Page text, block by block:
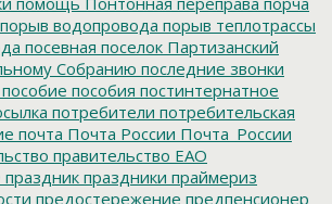
порыв водопровода порыв теплотрассы
посевная поселок Партизанский
Собранию последние звонки
пособие пособия постинтернатное
потребители потребительская
почта Почта России Почта_России
правительство ЕАО
праздник праздники праймериз
предостережение предпенсионер